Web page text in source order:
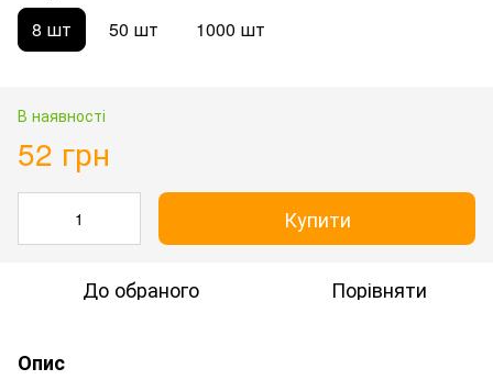
8 шт 50 шт 1000 шт
В наявності
52 грн
Купити
До обраного Порівняти
Опис